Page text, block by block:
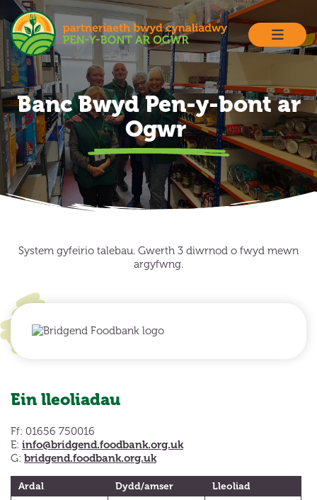
Skip
to
Banc Bwyd Pen-y-bont ar
Ogwr
System gyfeirio talebau. Gwerth 3 diwrnod o fwyd mewn
argyfwng.
Ein lleoliadau
Ff: 01656 750016
E: info@bridgend.foodbank.org.uk
G: bridgend.foodbank.org.uk
Ardal Dydd/amser Lleoliad